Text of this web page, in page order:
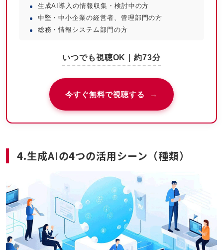
生成AI導入の情報収集・検討中の方
中堅・中小企業の経営者、管理部門の方
総務・情報システム部門の方
いつでも視聴OK｜約73分
今すぐ無料で視聴する →
4.生成AIの4つの活用シーン（種類）